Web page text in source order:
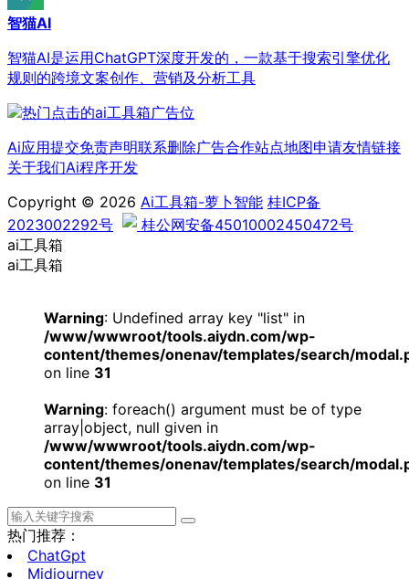
智猫AI
智猫AI是运用ChatGPT深度开发的，一款基于搜索引擎优化
规则的跨境文案创作、营销及分析工具
Ai应用提交免责声明联系删除广告合作站点地图申请友情链接
关于我们Ai程序开发
Copyright © 2026 Ai工具箱-萝卜智能 桂ICP备
2023002292号
桂公网安备45010002450472号
ai工具箱
ai工具箱
Warning: Undefined array key "list" in
/www/wwwroot/tools.aiydn.com/wp-
content/themes/onenav/templates/search/
on line 31
Warning: foreach() argument must be of type
array|object, null given in
/www/wwwroot/tools.aiydn.com/wp-
content/themes/onenav/templates/search/
on line 31
热门推荐：
ChatGpt
Midjourney